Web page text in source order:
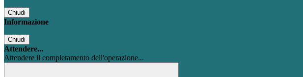
Chiudi
Informazione
Chiudi
Attendere...
Attendere il completamento dell'operazione...